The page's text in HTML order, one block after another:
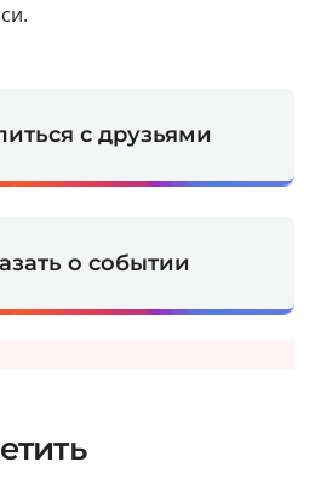
с друзьями
о событии